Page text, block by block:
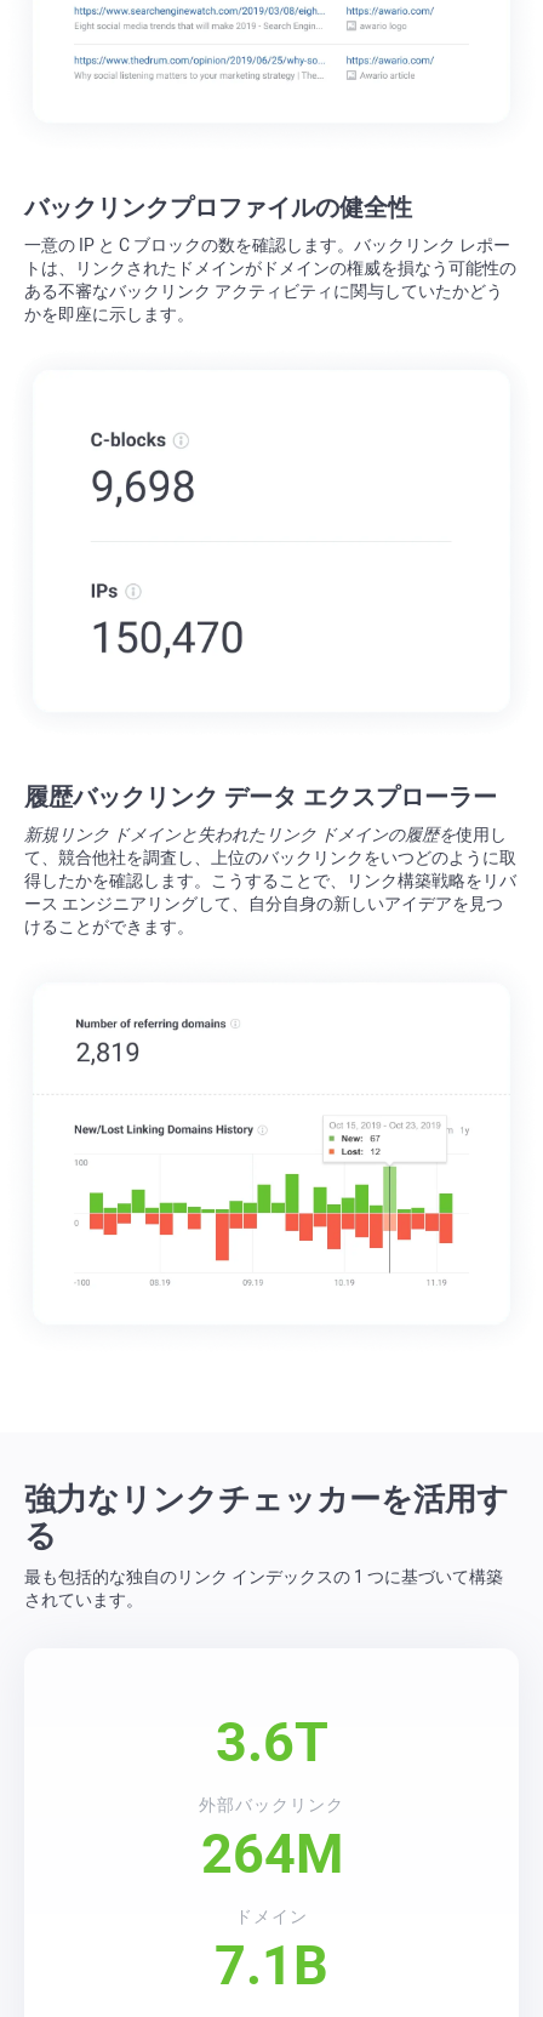
バックリンクプロファイルの健全性
一意の IP と C ブロックの数を確認します。バックリンク レポー
トは、リンクされたドメインがドメインの権威を損なう可能性の
ある不審なバックリンク アクティビティに関与していたかどう
かを即座に示します。
履歴バックリンク データ エクスプローラー
新規リンク ドメインと失われたリンク ドメインの履歴を使用し
て、競合他社を調査し、上位のバックリンクをいつどのように取
得したかを確認します。こうすることで、リンク構築戦略をリバ
ース エンジニアリングして、自分自身の新しいアイデアを見つ
けることができます。
強力なリンクチェッカーを活用す
る
最も包括的な独自のリンク インデックスの 1 つに基づいて構築
されています。
3.6T
外部バックリンク
264M
ドメイン
7.1B